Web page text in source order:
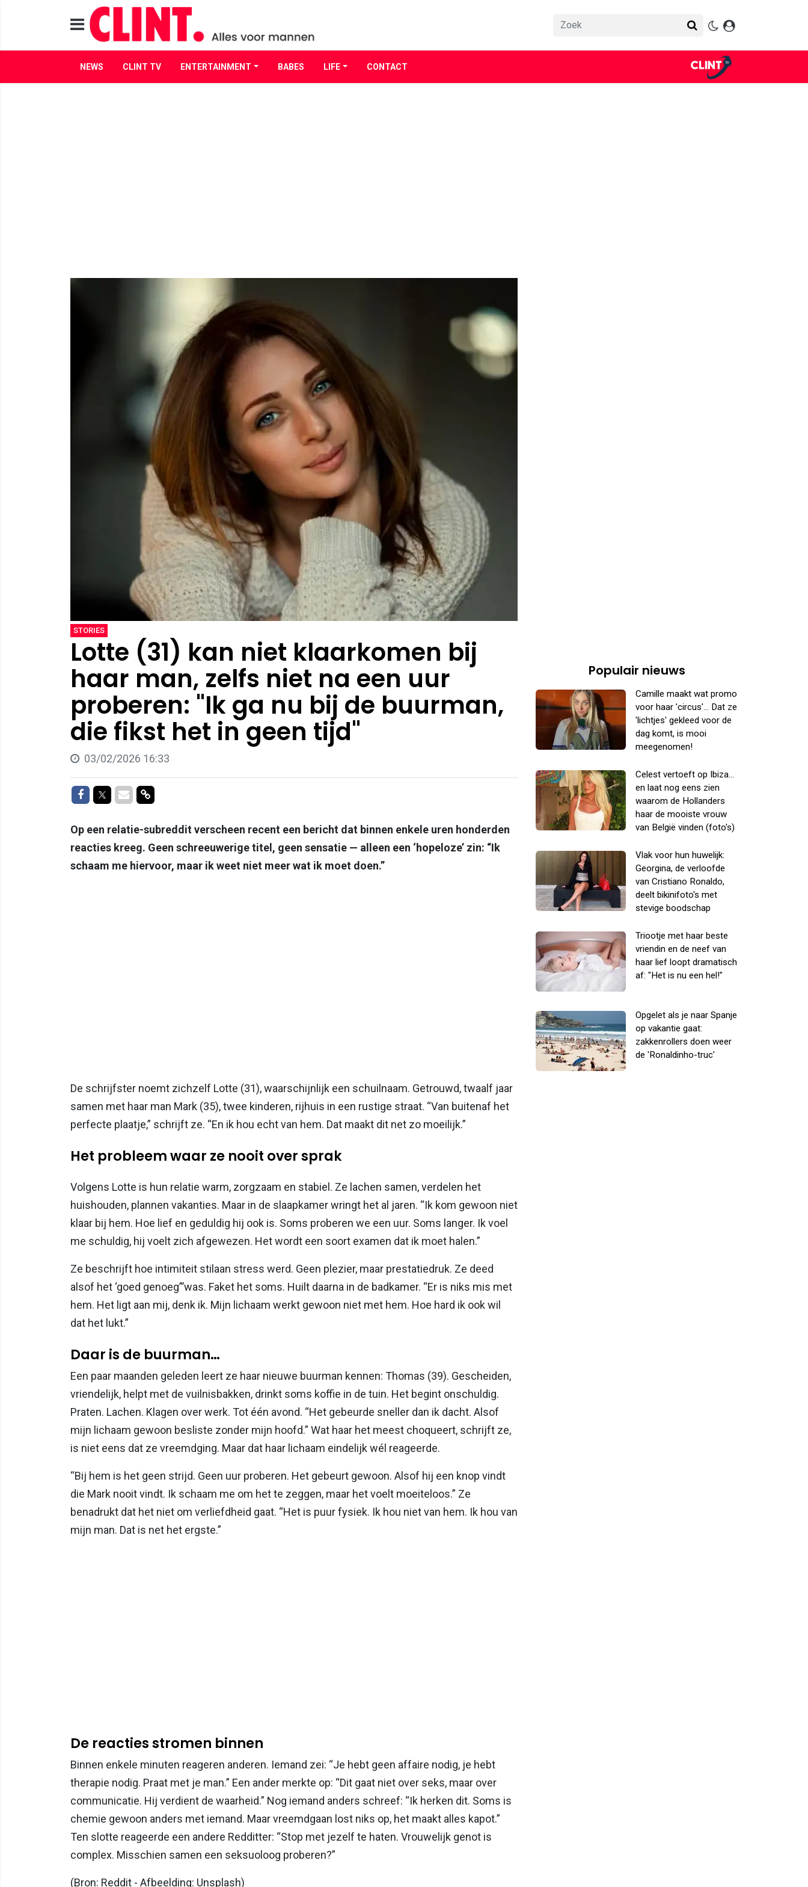
NEWS CLINT TV ENTERTAINMENT BABES LIFE CONTACT
STORIES
Lotte (31) kan niet klaarkomen bij
haar man, zelfs niet na een uur
proberen: "Ik ga nu bij de buurman,
die fikst het in geen tijd"
03/02/2026 16:33
Delen op Facebook
Delen op Twitter
Delen via Mail
Delen via link
Op een relatie-subreddit verscheen recent een bericht dat binnen enkele uren honderden
reacties kreeg. Geen schreeuwerige titel, geen sensatie — alleen een ‘hopeloze’ zin: “Ik
schaam me hiervoor, maar ik weet niet meer wat ik moet doen.”
De schrijfster noemt zichzelf Lotte (31), waarschijnlijk een schuilnaam. Getrouwd, twaalf jaar
samen met haar man Mark (35), twee kinderen, rijhuis in een rustige straat. “Van buitenaf het
perfecte plaatje,” schrijft ze. “En ik hou echt van hem. Dat maakt dit net zo moeilijk.”
Het probleem waar ze nooit over sprak
Volgens Lotte is hun relatie warm, zorgzaam en stabiel. Ze lachen samen, verdelen het
huishouden, plannen vakanties. Maar in de slaapkamer wringt het al jaren. “Ik kom gewoon niet
klaar bij hem. Hoe lief en geduldig hij ook is. Soms proberen we een uur. Soms langer. Ik voel
me schuldig, hij voelt zich afgewezen. Het wordt een soort examen dat ik moet halen.”
Ze beschrijft hoe intimiteit stilaan stress werd. Geen plezier, maar prestatiedruk. Ze deed
alsof het ‘goed genoeg”’was. Faket het soms. Huilt daarna in de badkamer. “Er is niks mis met
hem. Het ligt aan mij, denk ik. Mijn lichaam werkt gewoon niet met hem. Hoe hard ik ook wil
dat het lukt.”
Daar is de buurman…
Een paar maanden geleden leert ze haar nieuwe buurman kennen: Thomas (39). Gescheiden,
vriendelijk, helpt met de vuilnisbakken, drinkt soms koffie in de tuin. Het begint onschuldig.
Praten. Lachen. Klagen over werk. Tot één avond. “Het gebeurde sneller dan ik dacht. Alsof
mijn lichaam gewoon besliste zonder mijn hoofd.” Wat haar het meest choqueert, schrijft ze,
is niet eens dat ze vreemdging. Maar dat haar lichaam eindelijk wél reageerde.
“Bij hem is het geen strijd. Geen uur proberen. Het gebeurt gewoon. Alsof hij een knop vindt
die Mark nooit vindt. Ik schaam me om het te zeggen, maar het voelt moeiteloos.” Ze
benadrukt dat het niet om verliefdheid gaat. “Het is puur fysiek. Ik hou niet van hem. Ik hou van
mijn man. Dat is net het ergste.”
De reacties stromen binnen
Binnen enkele minuten reageren anderen. Iemand zei: “Je hebt geen affaire nodig, je hebt
therapie nodig. Praat met je man.” Een ander merkte op: “Dit gaat niet over seks, maar over
communicatie. Hij verdient de waarheid.” Nog iemand anders schreef: “Ik herken dit. Soms is
chemie gewoon anders met iemand. Maar vreemdgaan lost niks op, het maakt alles kapot.”
Ten slotte reageerde een andere Redditter: “Stop met jezelf te haten. Vrouwelijk genot is
complex. Misschien samen een seksuoloog proberen?”
(Bron: Reddit - Afbeelding: Unsplash)
Populair nieuws
Camille maakt wat promo
voor haar 'circus'... Dat ze
'lichtjes' gekleed voor de
dag komt, is mooi
meegenomen!
Celest vertoeft op Ibiza...
en laat nog eens zien
waarom de Hollanders
haar de mooiste vrouw
van België vinden (foto's)
Vlak voor hun huwelijk:
Georgina, de verloofde
van Cristiano Ronaldo,
deelt bikinifoto's met
stevige boodschap
Triootje met haar beste
vriendin en de neef van
haar lief loopt dramatisch
af: "Het is nu een hel!"
Opgelet als je naar Spanje
op vakantie gaat:
zakkenrollers doen weer
de 'Ronaldinho-truc'